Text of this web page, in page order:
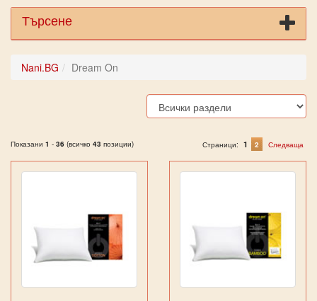
Търсене
Nani.BG Dream On
Показани 1 - 36 (всичко 43 позиции) Страници: 1 2 Следваща